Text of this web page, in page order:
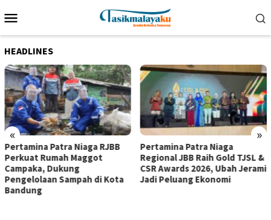
ke
Mobile
HEADLINES
« »
Pertamina Patra Niaga RJBB
Perkuat Rumah Maggot
Campaka, Dukung
Pengelolaan Sampah di Kota
Bandung
Pertamina Patra Niaga
Regional JBB Raih Gold TJSL &
CSR Awards 2026, Ubah Jerami
Jadi Peluang Ekonomi